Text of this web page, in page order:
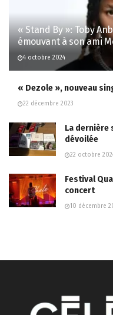
« Stand By »: Toby
émouvant à son ami
4 octobre 2024
« Dezole », nouveau
22 décembre 2023
La dernière
dévoilée
22 octobre
Festival
concert
10 décembre